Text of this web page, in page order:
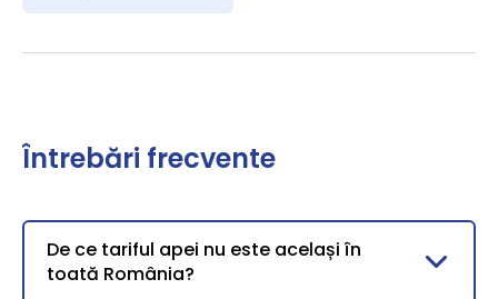
Întrebări frecvente
De ce tariful apei nu este același în
toată România?